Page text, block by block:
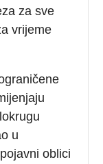
za sve
vrijeme
u
oblici